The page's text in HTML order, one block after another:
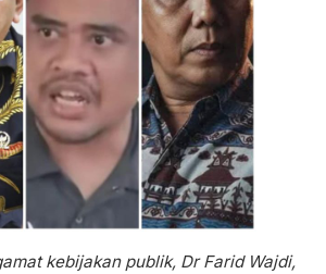
kebijakan publik, Dr Farid Wajdi,